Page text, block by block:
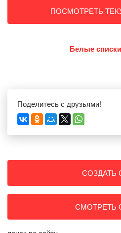
ПОСМОТРЕТЬ
Белые
Поделитесь с друзьями!
СОЗДАТЬ
СМОТРЕТЬ